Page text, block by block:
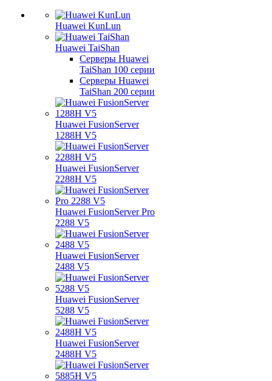
Huawei KunLun
Huawei TaiShan
Серверы Huawei
TaiShan 100 серии
Серверы Huawei
TaiShan 200 серии
Huawei FusionServer
1288H V5
Huawei FusionServer
2288H V5
Huawei FusionServer Pro
2288 V5
Huawei FusionServer
2488 V5
Huawei FusionServer
5288 V5
Huawei FusionServer
2488H V5